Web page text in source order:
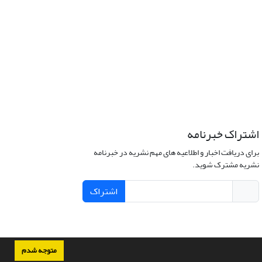
متوجه شدم
اشتراک خبرنامه
برای دریافت اخبار و اطلاعیه های مهم نشریه در خبرنامه
نشریه مشترک شوید.
اشتراک